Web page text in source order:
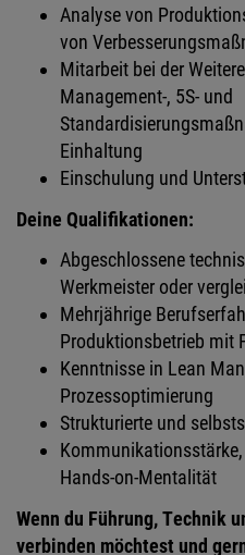
Analyse von
von
Mitarbeit bei der
Management-, 5S- und
Einhaltung
Einschulung und
Deine Qualifikationen:
Abgeschlossene
Werkmeister oder
Mehrjährige
Produktionsbetrieb mit
Kenntnisse in Lean
Prozessoptimierung
Strukturierte und
Hands-on-Mentalität
Wenn du Führung, Technik
verbinden möchtest und